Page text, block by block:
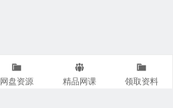
网盘资源 精品网课 领取资料